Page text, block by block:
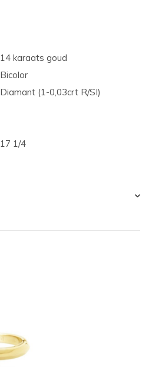
14 karaats goud
Bicolor
Diamant (1-0,03crt R/SI)
17 1/4